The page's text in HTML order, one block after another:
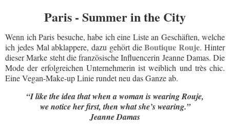
Paris - Summer in the City
Wenn ich Paris besuche, habe ich eine Liste an Geschäften, welche
ich jedes Mal abklappere, dazu gehört dieBoutique Rouje. Hinter
dieser Marke steht die französische Influencerin Jeanne Damas. Die
Mode der erfolgreichen Unternehmerin ist weiblich und très chic.
Eine Vegan-Make-up Linie rundet neu das Ganze ab.
“I like the idea that when a woman is wearing Rouje,
we notice her first, then what she’s wearing.”
Jeanne Damas